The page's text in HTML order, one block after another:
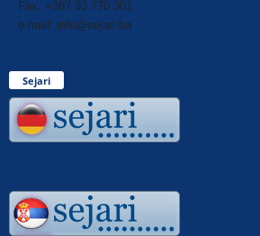
Fax: +387 33 770 301
e-mail: info@sejari.ba
Sejari